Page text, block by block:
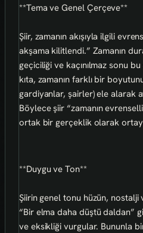
**Tema ve Genel Çerçeve**
Şiir, zamanın akışıyla ilgili
akşama kilitlendi.” Zamanın
geçiciliği ve kaçınılmaz sonu
kıta, zamanın farklı bir
gardiyanlar, şairler) ele alarak
Böylece şiir “zamanın
ortak bir gerçeklik olarak
**Duygu ve Ton**
Şiirin genel tonu hüzün, nostalji
“Bir elma daha düştü daldan”
ve eksikliği vurgular. Bununla